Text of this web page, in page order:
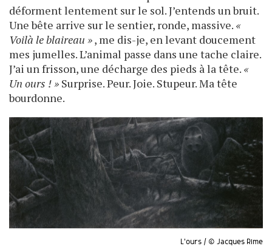
déforment lentement sur le sol. J’entends un bruit.
Une bête arrive sur le sentier, ronde, massive. «
Voilà le blaireau », me dis-je, en levant doucement
mes jumelles. L’animal passe dans une tache claire.
J’ai un frisson, une décharge des pieds à la tête. «
Un ours ! » Surprise. Peur. Joie. Stupeur. Ma tête
bourdonne.
L'ours / © Jacques Rime